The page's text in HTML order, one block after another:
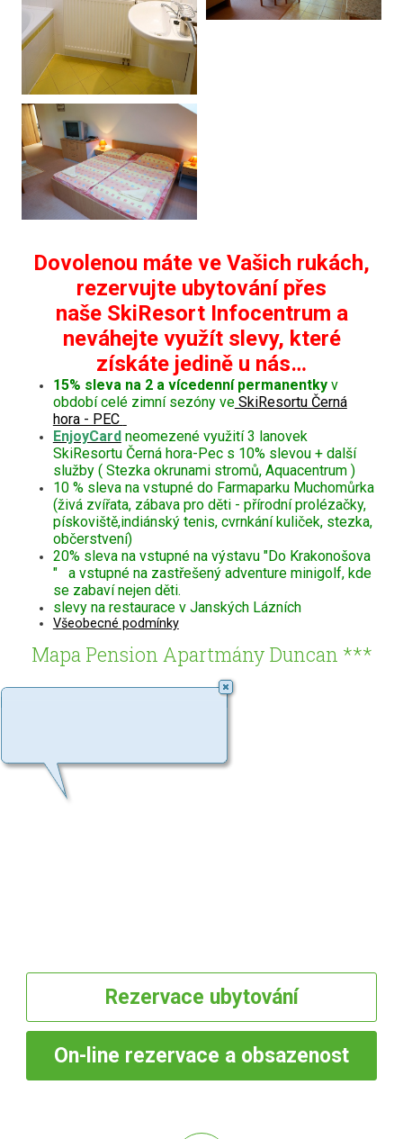
Dovolenou máte ve Vašich rukách,
rezervujte ubytování přes
naše SkiResort Infocentrum a
neváhejte využít slevy, které
získáte jedině u nás…
15% sleva na 2 a vícedenní permanentkyv
období celé zimní sezóny veSkiResortu Černá
hora - PEC
EnjoyCard neomezené využití 3 lanovek
SkiResortu Černá hora-Pec s 10% slevou + další
služby ( Stezka okrunami stromů, Aquacentrum )
10 % sleva na vstupné do Farmaparku Muchomůrka
(živá zvířata, zábava pro děti - přírodní prolézačky,
pískoviště,indiánský tenis, cvrnkání kuliček, stezka,
občerstvení)
20% sleva na vstupné na výstavu "Do Krakonošova
" a vstupné na zastřešený adventure minigolf, kde
se zabaví nejen děti.
slevy na restaurace v Janských Lázních
Všeobecné podmínky
Mapa Pension Apartmány Duncan ***
Rezervace ubytování
On-line rezervace a obsazenost